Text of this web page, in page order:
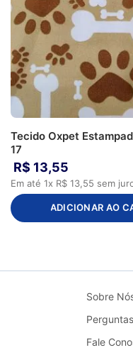
Tecido Oxpet
17
R$ 13,55
Em até1x R$ 13,55 sem
ADICIONAR AO
Sobre
Fale